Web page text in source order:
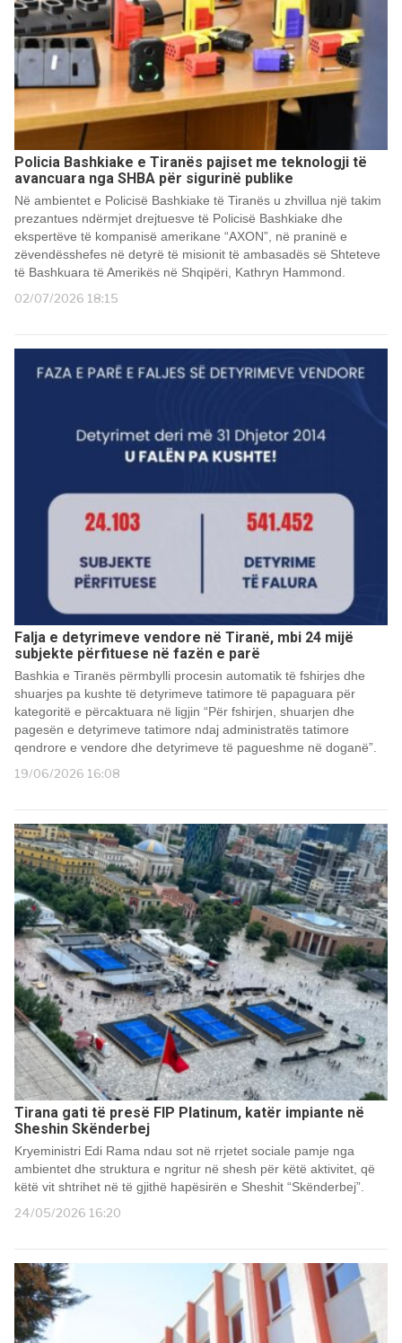
Policia Bashkiake e Tiranës pajiset me teknologji të
avancuara nga SHBA për sigurinë publike
Në ambientet e Policisë Bashkiake të Tiranës u zhvillua një takim
prezantues ndërmjet drejtuesve të Policisë Bashkiake dhe
ekspertëve të kompanisë amerikane “AXON”, në praninë e
zëvendësshefes në detyrë të misionit të ambasadës së Shteteve
të Bashkuara të Amerikës në Shqipëri, Kathryn Hammond.
02/07/2026 18:15
Falja e detyrimeve vendore në Tiranë, mbi 24 mijë
subjekte përfituese në fazën e parë
Bashkia e Tiranës përmbylli procesin automatik të fshirjes dhe
shuarjes pa kushte të detyrimeve tatimore të papaguara për
kategoritë e përcaktuara në ligjin “Për fshirjen, shuarjen dhe
pagesën e detyrimeve tatimore ndaj administratës tatimore
qendrore e vendore dhe detyrimeve të pagueshme në doganë”.
19/06/2026 16:08
Tirana gati të presë FIP Platinum, katër impiante në
Sheshin Skënderbej
Kryeministri Edi Rama ndau sot në rrjetet sociale pamje nga
ambientet dhe struktura e ngritur në shesh për këtë aktivitet, që
këtë vit shtrihet në të gjithë hapësirën e Sheshit “Skënderbej”.
24/05/2026 16:20